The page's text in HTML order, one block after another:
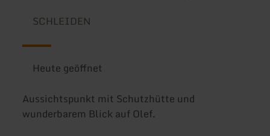
SCHLEIDEN
Heute geöffnet
Aussichtspunkt mit Schutzhütte und
wunderbarem Blick auf Olef.